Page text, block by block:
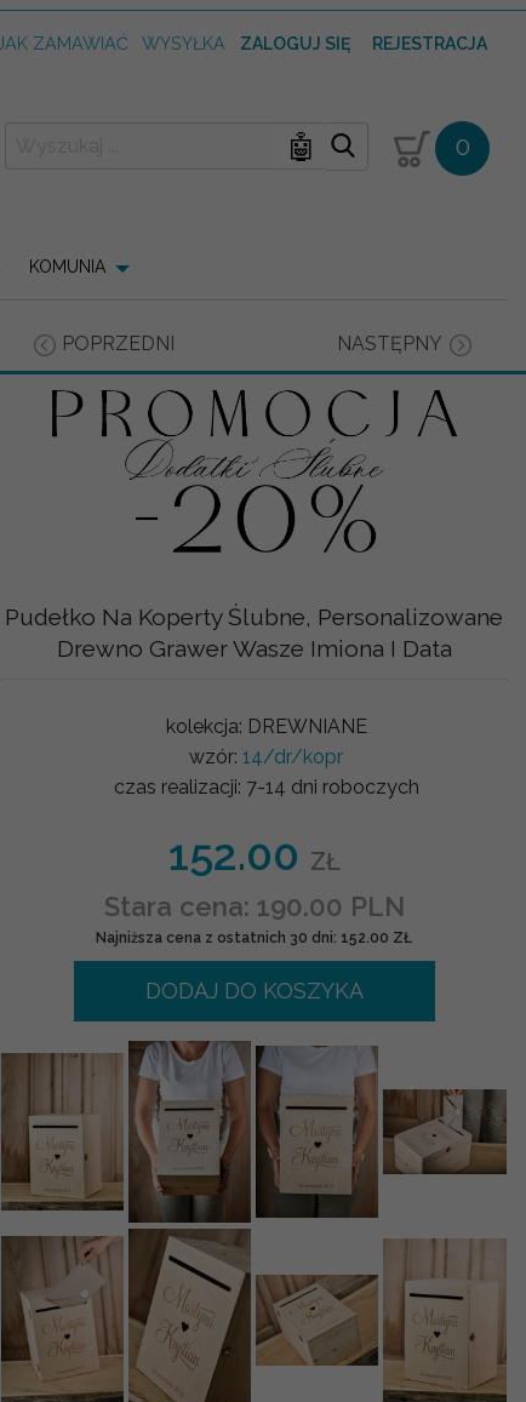
JAK ZAMAWIAĆ WYSYŁKA ZALOGUJ SIĘ REJESTRACJA
🤖 0
KOMUNIA
POPRZEDNI NASTĘPNY
Pudełko Na Koperty Ślubne, Personalizowane
Drewno Grawer Wasze Imiona I Data
kolekcja: DREWNIANE
wzór:14/dr/kopr
czas realizacji: 7-14 dni roboczych
152.00 ZŁ
Stara cena: 190.00 PLN
Najniższa cena z ostatnich 30 dni: 152.00 ZŁ
DODAJ DO KOSZYKA